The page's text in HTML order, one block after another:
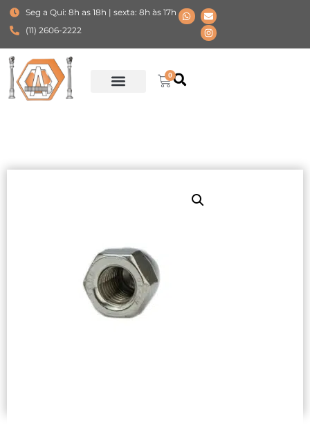
Seg a Qui: 8h as 18h | sexta: 8h às 17h
(11) 2606-2222
0